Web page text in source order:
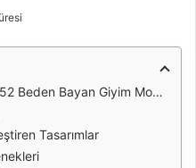
Bayan Giyim Modelleri
Tasarımlar